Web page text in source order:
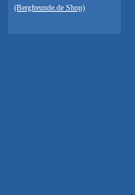
(Bergfreunde.de Shop)